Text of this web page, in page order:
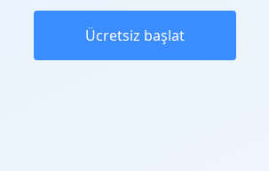
Ücretsiz başlat